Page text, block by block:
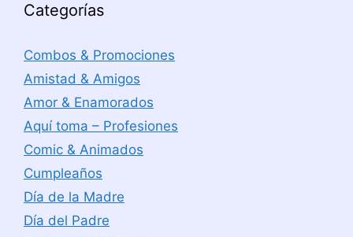
Categorías
Combos & Promociones
Amistad & Amigos
Amor & Enamorados
Aquí toma – Profesiones
Comic & Animados
Cumpleaños
Día de la Madre
Día del Padre